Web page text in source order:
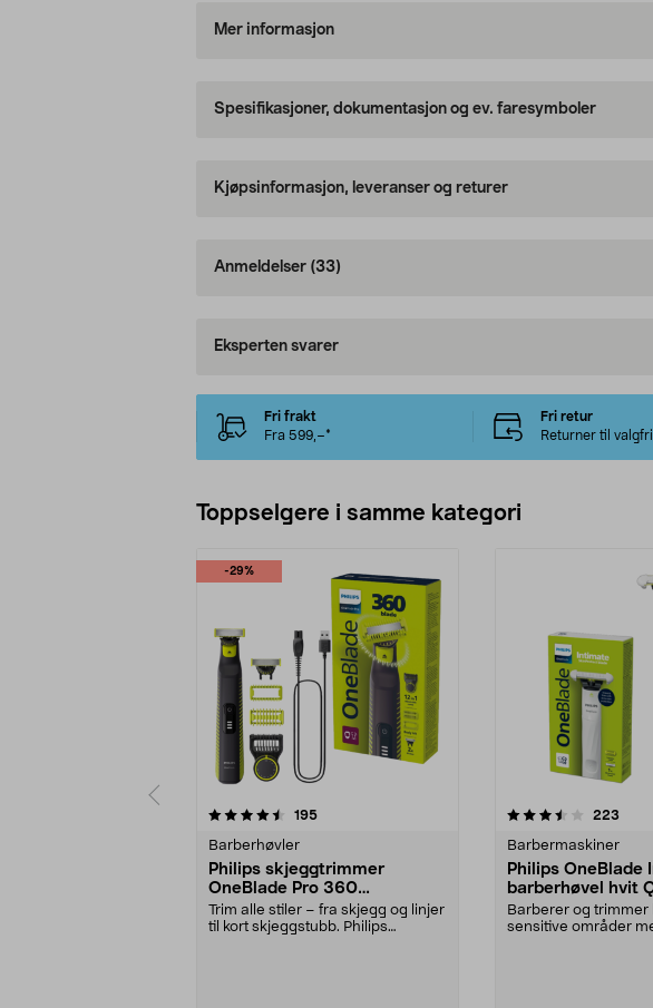
Mer informasjon
Spesifikasjoner, dokumentasjon og ev. faresymboler
Kjøpsinformasjon, leveranser og returer
Anmeldelser (33)
Eksperten svarer
Fri frakt
Fra 599,–*
Fri retur
Returner til
Toppselgere i samme kategori
-29%
195anmeldelser
Barberhøvler
Philips skjeggtrimmer
OneBlade Pro 360
QP6507/23
Trim alle stiler – fra skjegg og linjer
til kort skjeggstubb. Philips
3.5 av 5 stjerner 223
Barbermaskiner
Philips OneBlade
barberhøvel hvit
Barberer og trimmer
sensitive områder
4.0 av 5